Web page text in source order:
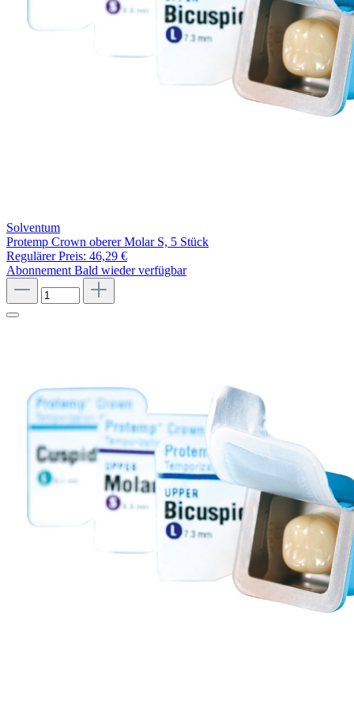
Solventum
Protemp Crown oberer Molar S, 5 Stück
Regulärer Preis: 46,29 €
Abonnement Bald wieder verfügbar